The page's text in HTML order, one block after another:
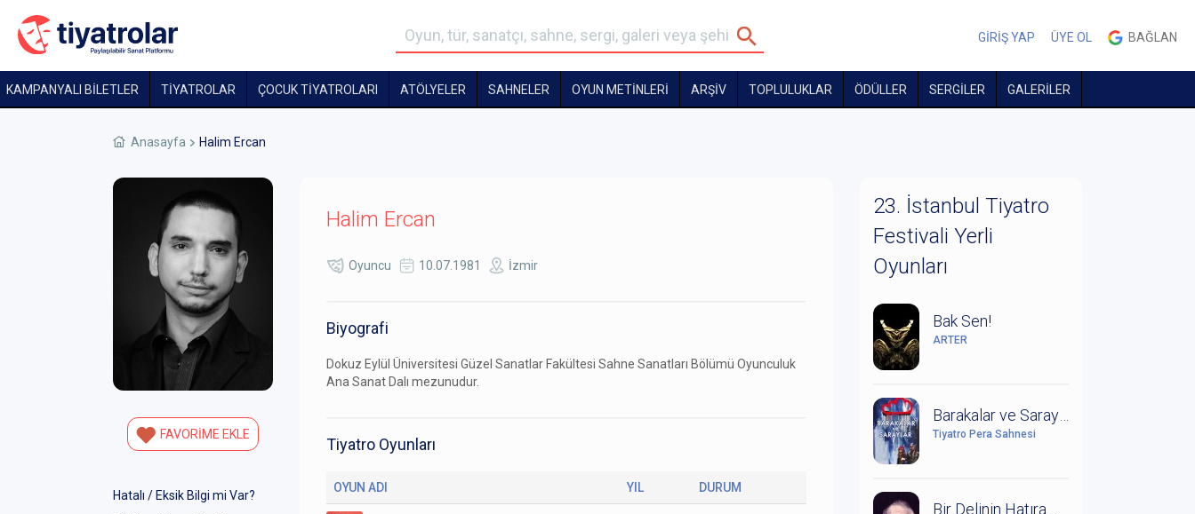
GİRİŞ YAP ÜYE OL BAĞLAN
KAMPANYALI BİLETLER TİYATROLAR ÇOCUK TIYATROLARI ATÖLYELER SAHNELER OYUN METİNLERİ ARŞİV TOPLULUKLAR ÖDÜLLER SERGİLER GALERİLER
Anasayfa Halim Ercan
FAVORİME EKLE
Hatalı / Eksik Bilgi mi Var?
Halim Ercan
Oyuncu 10.07.1981 İzmir
Biyografi
Dokuz Eylül Üniversitesi Güzel Sanatlar Fakültesi Sahne Sanatları Bölümü Oyunculuk
Ana Sanat Dalı mezunudur.
Tiyatro Oyunları
OYUN ADI YIL DURUM
23. İstanbul Tiyatro
Festivali Yerli
Oyunları
Bak Sen!
ARTER
Tiyatro Pera Sahnesi